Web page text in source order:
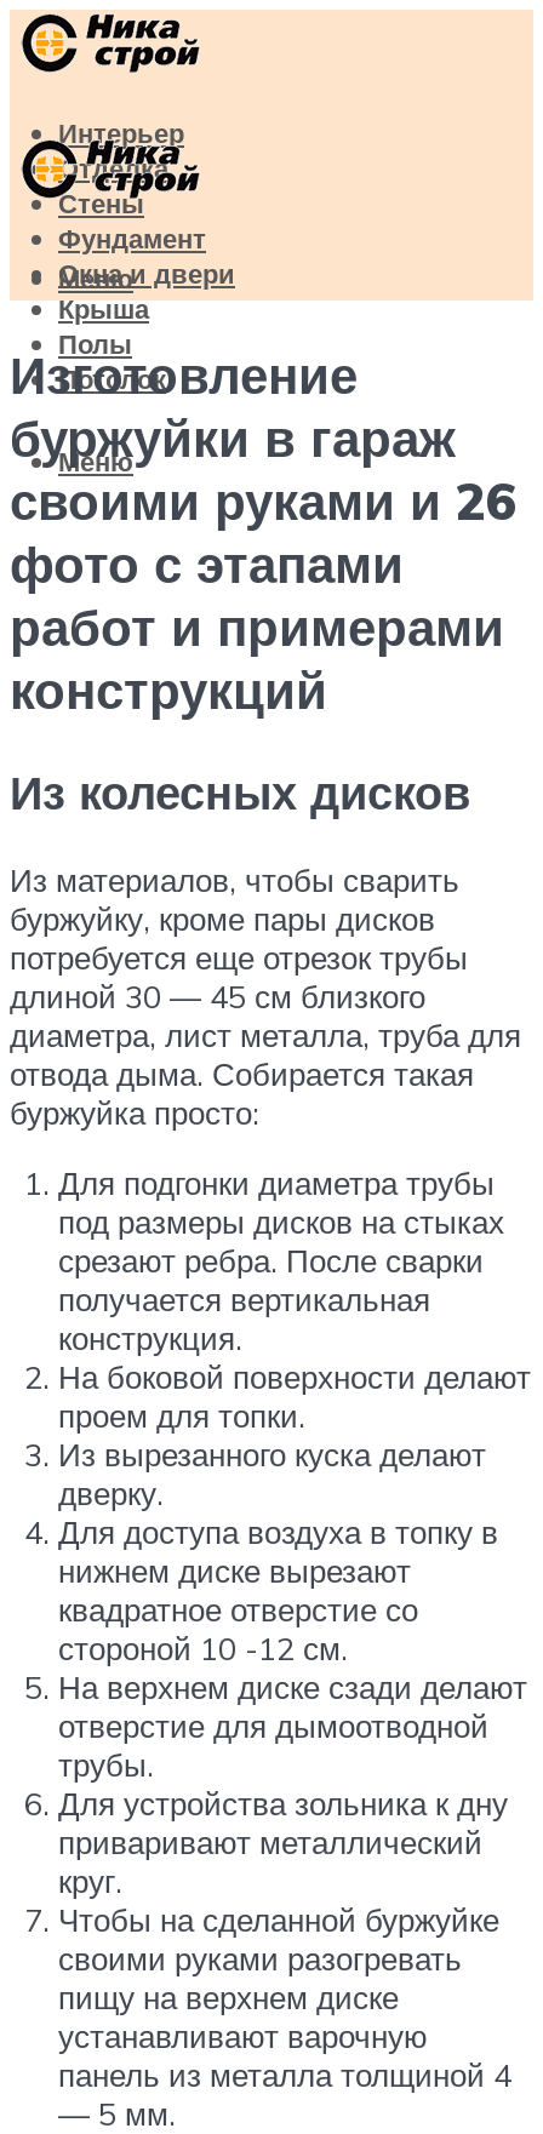
Интерьер
Отделка
Стены
Фундамент
Окна и двери
Крыша
Полы
Потолок
Меню
Меню
Изготовление
буржуйки в гараж
своими руками и 26
фото с этапами
работ и примерами
конструкций
Из колесных дисков
Из материалов, чтобы сварить
буржуйку, кроме пары дисков
потребуется еще отрезок трубы
длиной 30 — 45 см близкого
диаметра, лист металла, труба для
отвода дыма. Собирается такая
буржуйка просто:
Для подгонки диаметра трубы
под размеры дисков на стыках
срезают ребра. После сварки
получается вертикальная
конструкция.
На боковой поверхности делают
проем для топки.
Из вырезанного куска делают
дверку.
Для доступа воздуха в топку в
нижнем диске вырезают
квадратное отверстие со
стороной 10 -12 см.
На верхнем диске сзади делают
отверстие для дымоотводной
трубы.
Для устройства зольника к дну
приваривают металлический
круг.
Чтобы на сделанной буржуйке
своими руками разогревать
пищу на верхнем диске
устанавливают варочную
панель из металла толщиной 4
— 5 мм.